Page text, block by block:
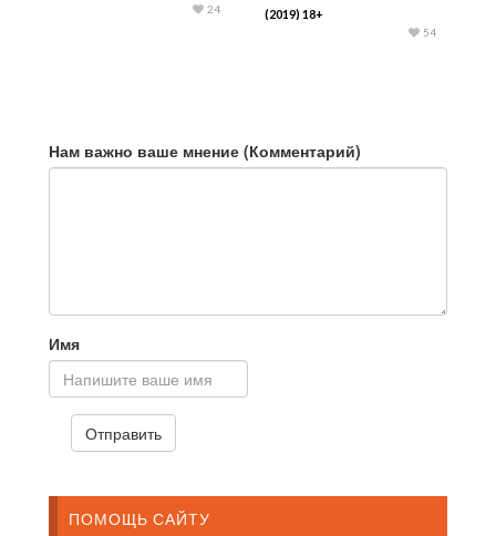
24
(2019) 18+
54
Нам важно ваше мнение (Комментарий)
Имя
ПОМОЩЬ САЙТУ